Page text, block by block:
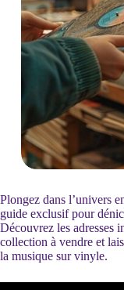
Plongez dans l’univers
guide exclusif pour
Découvrez les adresses
collection à vendre et
la musique sur vinyle.